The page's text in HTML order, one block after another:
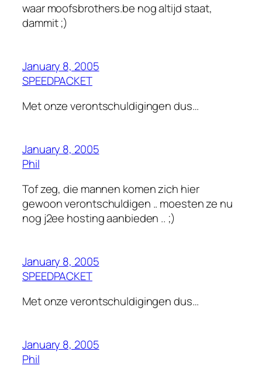
waar moofsbrothers.be nog altijd staat,
dammit ;)
January 8, 2005
SPEEDPACKET
Met onze verontschuldigingen dus…
January 8, 2005
Phil
Tof zeg, die mannen komen zich hier
gewoon verontschuldigen .. moesten ze nu
nog j2ee hosting aanbieden .. ;)
January 8, 2005
SPEEDPACKET
Met onze verontschuldigingen dus…
January 8, 2005
Phil